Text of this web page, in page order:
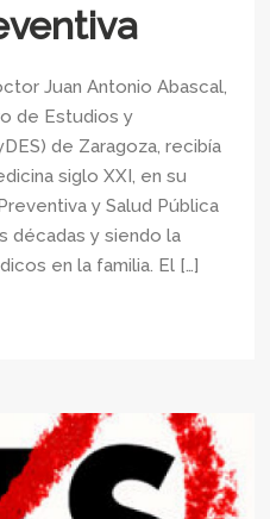
Juan Antonio Abascal,
de Estudios y
de Zaragoza, recibía
siglo XXI, en su
y Salud Pública
décadas y siendo la
en la familia. El […]